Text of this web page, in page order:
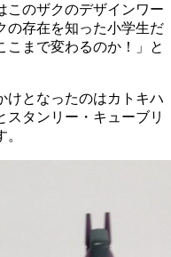
このザクのデザインワー
の存在を知った小学生だ
こまで変わるのか！」と
けとなったのはカトキハ
スタンリー・キューブリ